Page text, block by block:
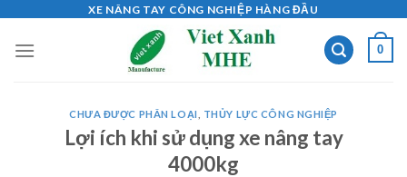
content
XE NÂNG TAY CÔNG NGHIỆP HÀNG ĐẦU
0
CHƯA ĐƯỢC PHÂN LOẠI THỦY LỰC CÔNG NGHIỆP
Lợi ích khi sử dụng xe nâng tay
4000kg